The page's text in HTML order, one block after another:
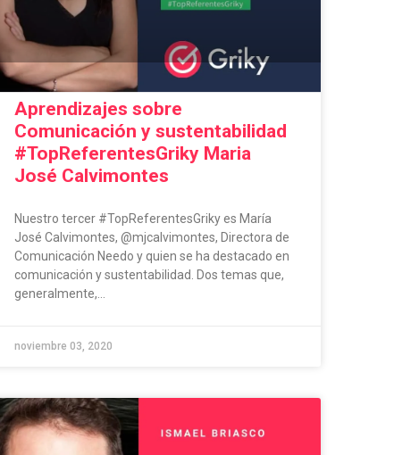
Aprendizajes sobre
Comunicación y sustentabilidad
#TopReferentesGriky Maria
José Calvimontes
Nuestro tercer #TopReferentesGriky es María
José Calvimontes, @mjcalvimontes, Directora de
Comunicación Needo y quien se ha destacado en
comunicación y sustentabilidad. Dos temas que,
generalmente,...
noviembre 03, 2020